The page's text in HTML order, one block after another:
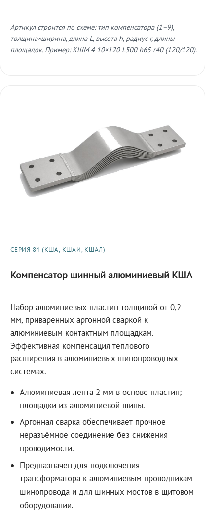
Артикул строится по схеме: тип компенсатора (1–9),
толщина×ширина, длина L, высота h, радиус r, длины
площадок. Пример: КШМ 4 10×120 L500 h65 r40 (120/120).
СЕРИЯ 84 (КША, КШАИ, КШАЛ)
Компенсатор шинный алюминиевый КША
Набор алюминиевых пластин толщиной от 0,2
мм, приваренных аргонной сваркой к
алюминиевым контактным площадкам.
Эффективная компенсация теплового
расширения в алюминиевых шинопроводных
системах.
Алюминиевая лента 2 мм в основе пластин;
площадки из алюминиевой шины.
Аргонная сварка обеспечивает прочное
неразъёмное соединение без снижения
проводимости.
Предназначен для подключения
трансформатора к алюминиевым проводникам
шинопровода и для шинных мостов в щитовом
оборудовании.